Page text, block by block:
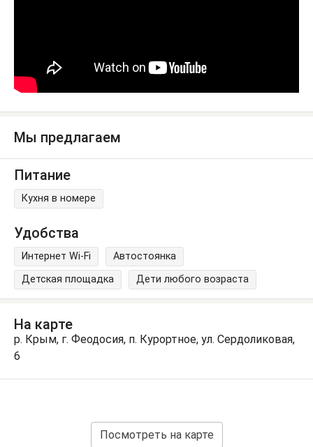
Мы предлагаем
Питание
Кухня в номере
Удобства
Интернет Wi-Fi
Автостоянка
Детская площадка
Дети любого возраста
На карте
р. Крым, г. Феодосия, п. Курортное, ул. Сердоликовая,
6
Посмотреть на карте